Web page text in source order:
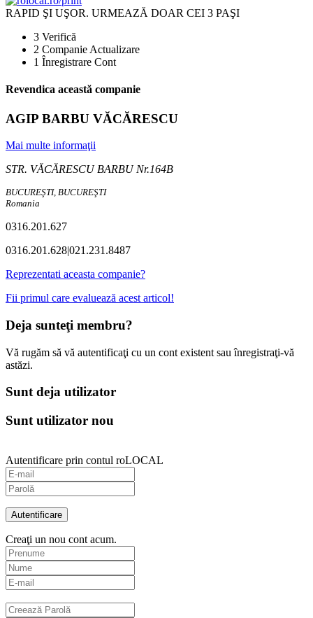
RAPID ŞI UŞOR. URMEAZĂ DOAR CEI 3 PAŞI
3 Verifică
2 Companie Actualizare
1 Înregistrare Cont
Revendica această companie
AGIP BARBU VĂCĂRESCU
Mai multe informaţii
STR. VĂCĂRESCU BARBU Nr.164B
BUCUREŞTI, BUCUREŞTI
Romania
0316.201.627
0316.201.628|021.231.8487
Reprezentati aceasta companie?
Fii primul care evaluează acest articol!
Deja sunteţi membru?
Vă rugăm să vă autentificaţi cu un cont existent sau înregistraţi-vă
astăzi.
Sunt deja utilizator
Sunt utilizator nou
Autentificare prin contul roLOCAL
Autentificare
Creaţi un nou cont acum.